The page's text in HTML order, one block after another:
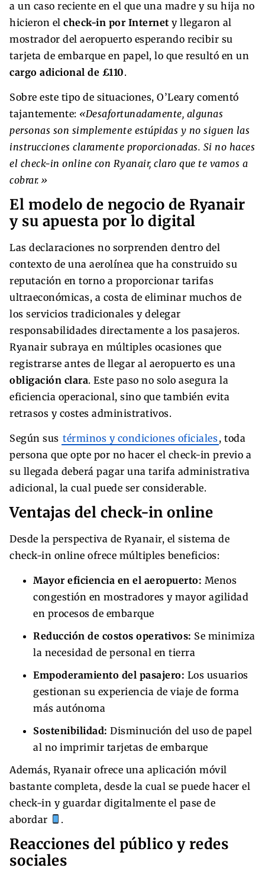
a un caso reciente en el que una madre y su hija no
hicieron el check-in por Internet y llegaron al
mostrador del aeropuerto esperando recibir su
tarjeta de embarque en papel, lo que resultó en un
cargo adicional de £110.
Sobre este tipo de situaciones, O’Leary comentó
tajantemente: «Desafortunadamente, algunas
personas son simplemente estúpidas y no siguen las
instrucciones claramente proporcionadas. Si no haces
el check-in online con Ryanair, claro que te vamos a
cobrar.»
El modelo de negocio de Ryanair
y su apuesta por lo digital
Las declaraciones no sorprenden dentro del
contexto de una aerolínea que ha construido su
reputación en torno a proporcionar tarifas
ultraeconómicas, a costa de eliminar muchos de
los servicios tradicionales y delegar
responsabilidades directamente a los pasajeros.
Ryanair subraya en múltiples ocasiones que
registrarse antes de llegar al aeropuerto es una
obligación clara. Este paso no solo asegura la
eficiencia operacional, sino que también evita
retrasos y costes administrativos.
Según sus términos y condiciones oficiales, toda
persona que opte por no hacer el check-in previo a
su llegada deberá pagar una tarifa administrativa
adicional, la cual puede ser considerable.
Ventajas del check-in online
Desde la perspectiva de Ryanair, el sistema de
check-in online ofrece múltiples beneficios:
Mayor eficiencia en el aeropuerto: Menos
congestión en mostradores y mayor agilidad
en procesos de embarque
Reducción de costos operativos: Se minimiza
la necesidad de personal en tierra
Empoderamiento del pasajero: Los usuarios
gestionan su experiencia de viaje de forma
más autónoma
Sostenibilidad: Disminución del uso de papel
al no imprimir tarjetas de embarque
Además, Ryanair ofrece una aplicación móvil
bastante completa, desde la cual se puede hacer el
check-in y guardar digitalmente el pase de
abordar
.
Reacciones del público y redes
sociales